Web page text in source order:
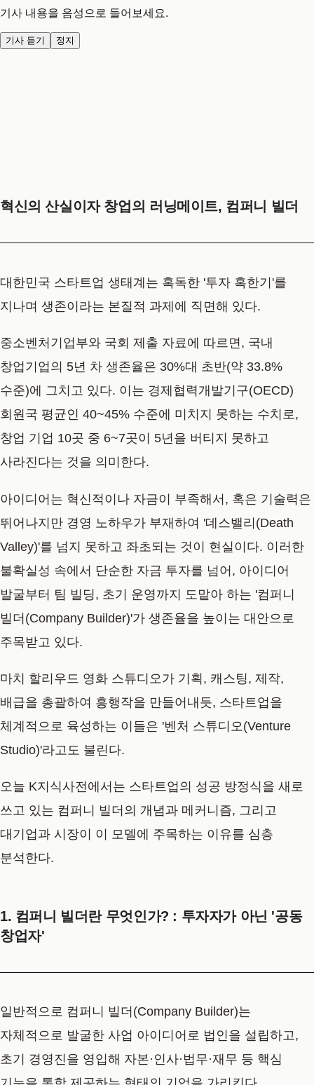
기사 내용을 음성으로 들어보세요.
기사 듣기 정지
혁신의 산실이자 창업의 러닝메이트, 컴퍼니 빌더
대한민국 스타트업 생태계는 혹독한 '투자 혹한기'를
지나며 생존이라는 본질적 과제에 직면해 있다.
중소벤처기업부와 국회 제출 자료에 따르면, 국내
창업기업의 5년 차 생존율은 30%대 초반(약 33.8%
수준)에 그치고 있다. 이는 경제협력개발기구(OECD)
회원국 평균인 40~45% 수준에 미치지 못하는 수치로,
창업 기업 10곳 중 6~7곳이 5년을 버티지 못하고
사라진다는 것을 의미한다.
아이디어는 혁신적이나 자금이 부족해서, 혹은 기술력은
뛰어나지만 경영 노하우가 부재하여 '데스밸리(Death
Valley)'를 넘지 못하고 좌초되는 것이 현실이다. 이러한
불확실성 속에서 단순한 자금 투자를 넘어, 아이디어
발굴부터 팀 빌딩, 초기 운영까지 도맡아 하는 '컴퍼니
빌더(Company Builder)'가 생존율을 높이는 대안으로
주목받고 있다.
마치 할리우드 영화 스튜디오가 기획, 캐스팅, 제작,
배급을 총괄하여 흥행작을 만들어내듯, 스타트업을
체계적으로 육성하는 이들은 '벤처 스튜디오(Venture
Studio)'라고도 불린다.
오늘 K지식사전에서는 스타트업의 성공 방정식을 새로
쓰고 있는 컴퍼니 빌더의 개념과 메커니즘, 그리고
대기업과 시장이 이 모델에 주목하는 이유를 심층
분석한다.
1. 컴퍼니 빌더란 무엇인가? : 투자자가 아닌 '공동
창업자'
일반적으로 컴퍼니 빌더(Company Builder)는
자체적으로 발굴한 사업 아이디어로 법인을 설립하고,
초기 경영진을 영입해 자본·인사·법무·재무 등 핵심